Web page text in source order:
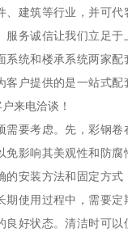
建筑等行业，并可代
服务诚信让我们立足于
系统和楼承系统两家
户提供的是一站式配
来电洽谈！
需要考虑。先，彩钢卷
免影响其美观性和防腐
的安装方法和固定方式
期使用过程中，需要定
良好状态。清洁时可